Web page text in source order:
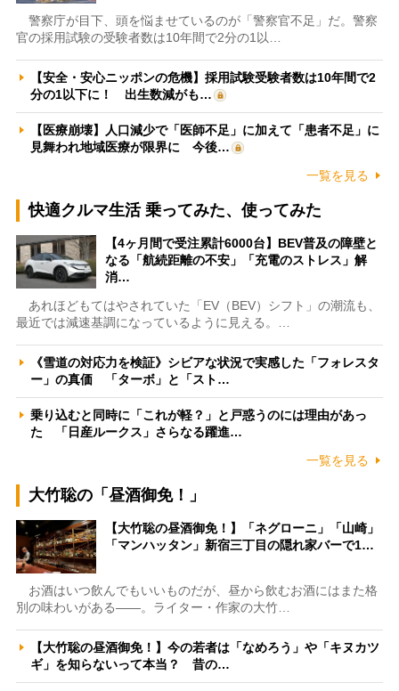
警察庁が目下、頭を悩ませているのが「警察官不足」だ。警察
官の採用試験の受験者数は10年間で2分の1以…
【安全・安心ニッポンの危機】採用試験受験者数は10年間で2
分の1以下に！ 出生数減がも…
【医療崩壊】人口減少で「医師不足」に加えて「患者不足」に
見舞われ地域医療が限界に 今後…
一覧を見る
快適クルマ生活 乗ってみた、使ってみた
【4ヶ月間で受注累計6000台】BEV普及の障壁と
なる「航続距離の不安」「充電のストレス」解
消…
あれほどもてはやされていた「EV（BEV）シフト」の潮流も、
最近では減速基調になっているように見える。…
《雪道の対応力を検証》シビアな状況で実感した「フォレスタ
ー」の真価 「ターボ」と「スト…
乗り込むと同時に「これが軽？」と戸惑うのには理由があっ
た 「日産ルークス」さらなる躍進…
一覧を見る
大竹聡の「昼酒御免！」
【大竹聡の昼酒御免！】「ネグローニ」「山崎」
「マンハッタン」新宿三丁目の隠れ家バーで1…
お酒はいつ飲んでもいいものだが、昼から飲むお酒にはまた格
別の味わいがある――。ライター・作家の大竹…
【大竹聡の昼酒御免！】今の若者は「なめろう」や「キヌカツ
ギ」を知らないって本当？ 昔の…